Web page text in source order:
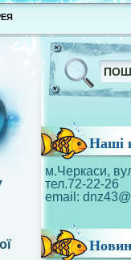
Наші
м.Черкаси,
тел.72-22-26
email: